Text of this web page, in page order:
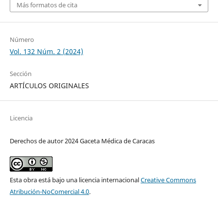
Más formatos de cita
Número
Vol. 132 Núm. 2 (2024)
Sección
ARTÍCULOS ORIGINALES
Licencia
Derechos de autor 2024 Gaceta Médica de Caracas
Esta obra está bajo una licencia internacionalCreative Commons
Atribución-NoComercial 4.0.